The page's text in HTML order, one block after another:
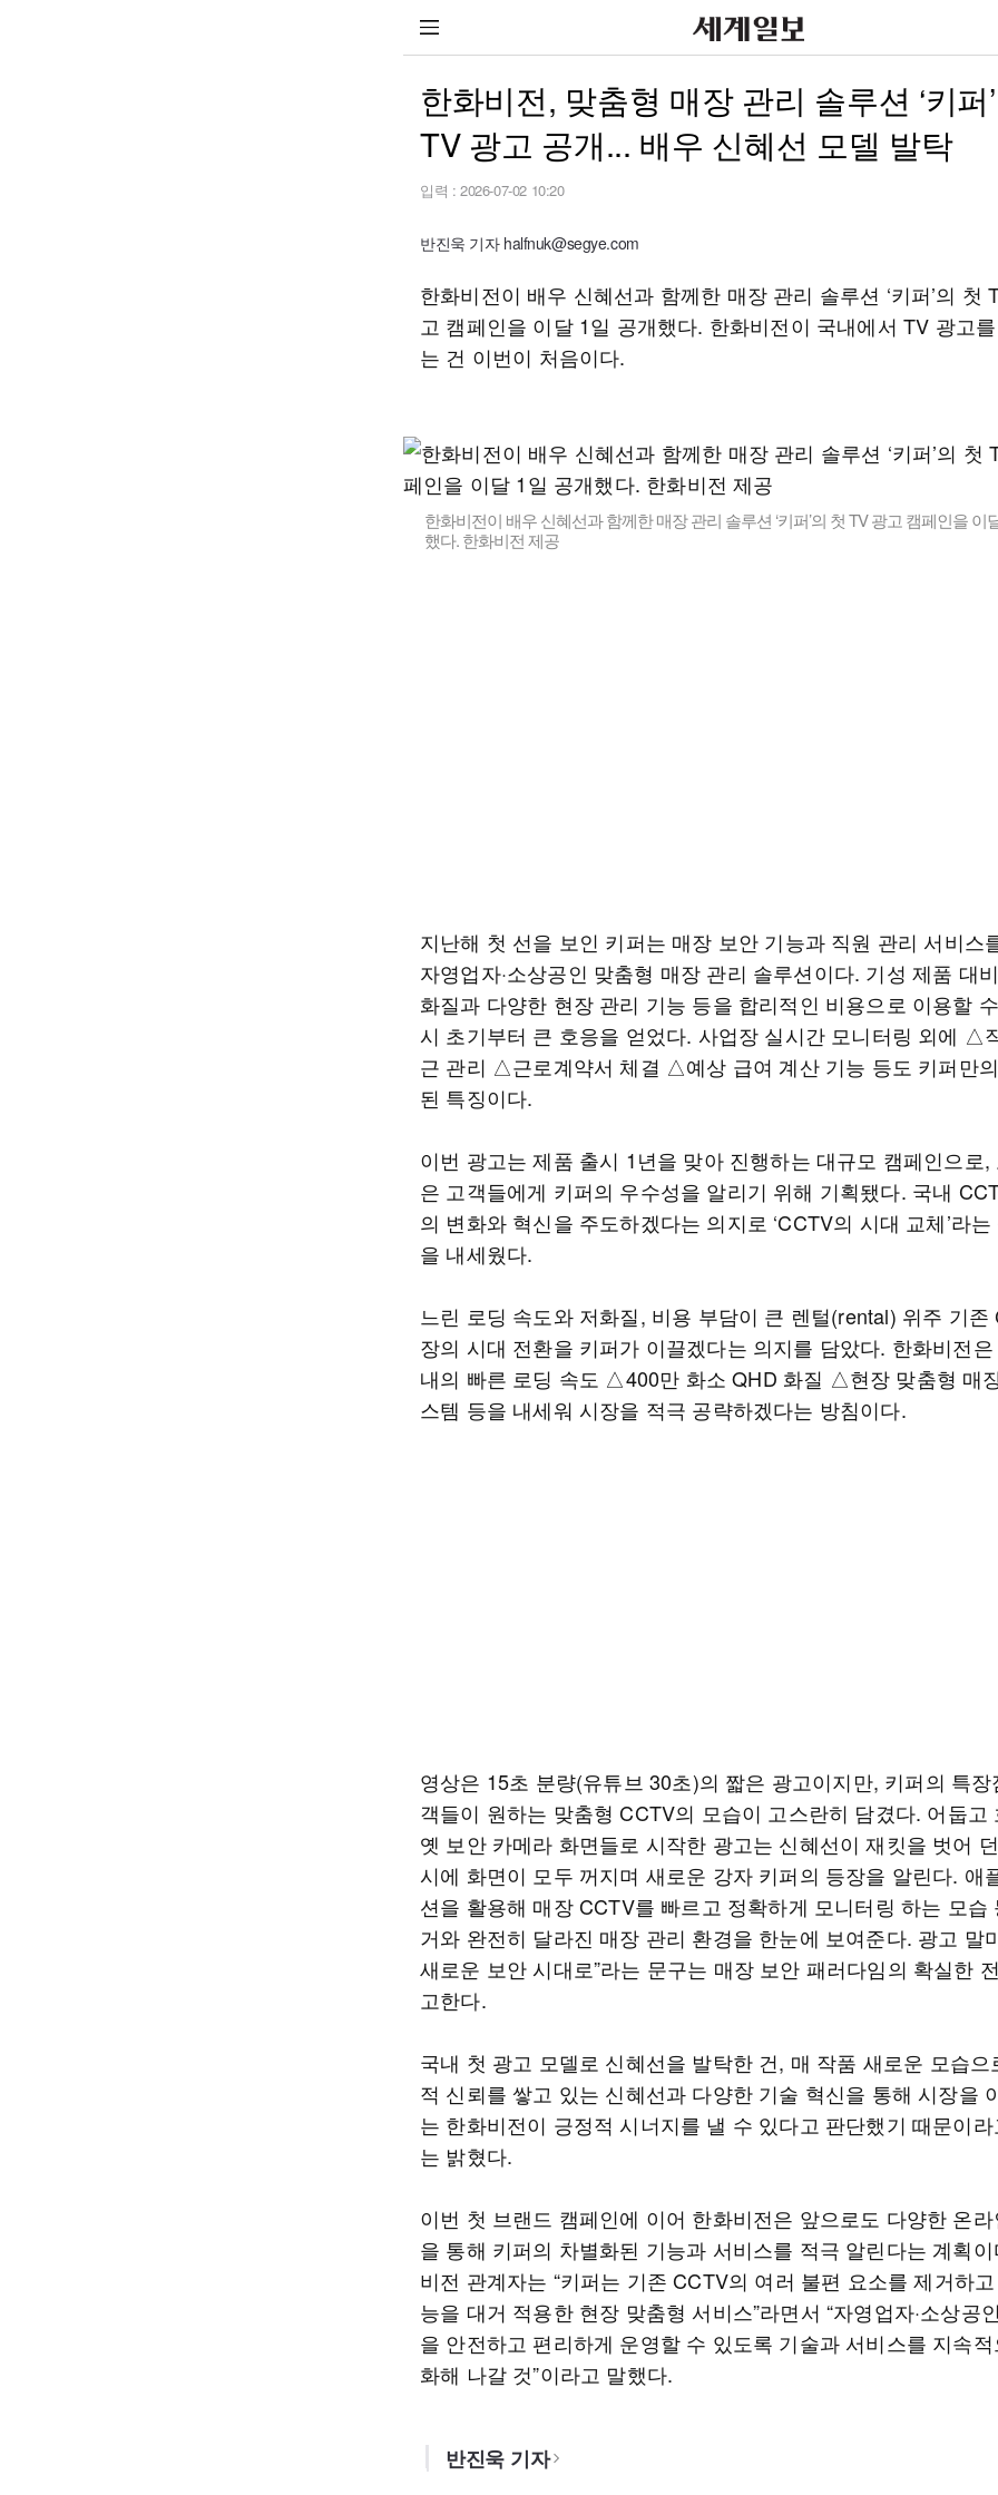
한화비전, 맞춤형 매장 관리 솔루션 ‘키퍼
TV 광고 공개... 배우 신혜선 모델 발탁
입력 : 2026-07-02 10:20
반진욱 기자 halfnuk@segye.com
한화비전이 배우 신혜선과 함께한 매장 관리 솔루션 ‘키퍼’의 첫
고 캠페인을 이달 1일 공개했다. 한화비전이 국내에서 TV 광고
는 건 이번이 처음이다.
한화비전이 배우 신혜선과 함께한 매장 관리 솔루션 ‘키퍼’의 첫 TV 광고 캠페인을 이
했다. 한화비전 제공
지난해 첫 선을 보인 키퍼는 매장 보안 기능과 직원 관리 서비스
자영업자·소상공인 맞춤형 매장 관리 솔루션이다. 기성 제품 대
화질과 다양한 현장 관리 기능 등을 합리적인 비용으로 이용할
시 초기부터 큰 호응을 얻었다. 사업장 실시간 모니터링 외에 △
근 관리 △근로계약서 체결 △예상 급여 계산 기능 등도 키퍼만
된 특징이다.
이번 광고는 제품 출시 1년을 맞아 진행하는 대규모 캠페인으로,
은 고객들에게 키퍼의 우수성을 알리기 위해 기획됐다. 국내
의 변화와 혁신을 주도하겠다는 의지로 ‘CCTV의 시대 교체’라는
을 내세웠다.
느린 로딩 속도와 저화질, 비용 부담이 큰 렌털(rental) 위주 기존
장의 시대 전환을 키퍼가 이끌겠다는 의지를 담았다. 한화비전
내의 빠른 로딩 속도 △400만 화소 QHD 화질 △현장 맞춤형 매
스템 등을 내세워 시장을 적극 공략하겠다는 방침이다.
영상은 15초 분량(유튜브 30초)의 짧은 광고이지만, 키퍼의 특장
객들이 원하는 맞춤형 CCTV의 모습이 고스란히 담겼다. 어둡고
옛 보안 카메라 화면들로 시작한 광고는 신혜선이 재킷을 벗어
시에 화면이 모두 꺼지며 새로운 강자 키퍼의 등장을 알린다. 애
션을 활용해 매장 CCTV를 빠르고 정확하게 모니터링 하는 모습
거와 완전히 달라진 매장 관리 환경을 한눈에 보여준다. 광고 말
새로운 보안 시대로”라는 문구는 매장 보안 패러다임의 확실한
고한다.
국내 첫 광고 모델로 신혜선을 발탁한 건, 매 작품 새로운 모습으
적 신뢰를 쌓고 있는 신혜선과 다양한 기술 혁신을 통해 시장을
는 한화비전이 긍정적 시너지를 낼 수 있다고 판단했기 때문이
는 밝혔다.
이번 첫 브랜드 캠페인에 이어 한화비전은 앞으로도 다양한 온라
을 통해 키퍼의 차별화된 기능과 서비스를 적극 알린다는 계획
비전 관계자는 “키퍼는 기존 CCTV의 여러 불편 요소를 제거하
능을 대거 적용한 현장 맞춤형 서비스”라면서 “자영업자·소상공
을 안전하고 편리하게 운영할 수 있도록 기술과 서비스를 지속
화해 나갈 것”이라고 말했다.
반진욱 기자